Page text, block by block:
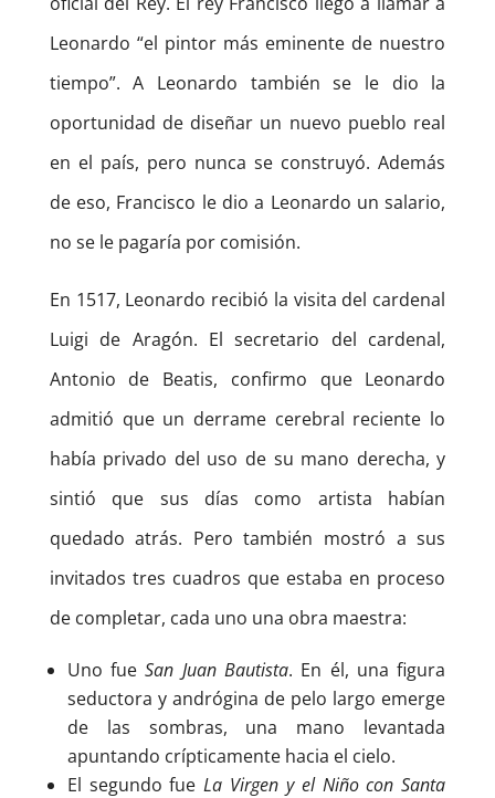
Leonardo “el pintor más eminente de nuestro
tiempo”. A Leonardo también se le dio la
oportunidad de diseñar un nuevo pueblo real
en el país, pero nunca se construyó. Además
de eso, Francisco le dio a Leonardo un salario,
no se le pagaría por comisión.
En 1517, Leonardo recibió la visita del cardenal
Luigi de Aragón. El secretario del cardenal,
Antonio de Beatis, confirmo que Leonardo
admitió que un derrame cerebral reciente lo
había privado del uso de su mano derecha, y
sintió que sus días como artista habían
quedado atrás. Pero también mostró a sus
invitados tres cuadros que estaba en proceso
de completar, cada uno una obra maestra:
Uno fueSan Juan Bautista. En él, una figura
seductora y andrógina de pelo largo emerge
de las sombras, una mano levantada
apuntando crípticamente hacia el cielo.
El segundo fueLa Virgen y el Niño con Santa